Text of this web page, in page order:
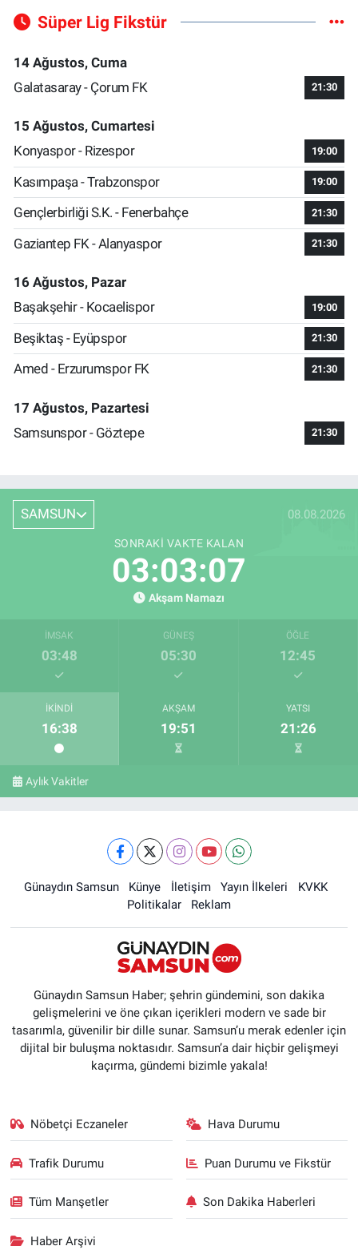
Süper Lig Fikstür
14 Ağustos, Cuma
Galatasaray - Çorum FK
21:30
15 Ağustos, Cumartesi
Konyaspor - Rizespor
19:00
Kasımpaşa - Trabzonspor 19:00
Gençlerbirliği S.K. - Fenerbahçe 21:30
Gaziantep FK - Alanyaspor 21:30
16 Ağustos, Pazar
Başakşehir - Kocaelispor
19:00
Beşiktaş - Eyüpspor 21:30
Amed - Erzurumspor FK 21:30
17 Ağustos, Pazartesi
Samsunspor - Göztepe
21:30
SAMSUN 08.08.2026
SONRAKI VAKTE KALAN
03:03:07
Akşam Namazı
İMSAK
03:48
GÜNEŞ
05:30
ÖĞLE
12:45
İKINDI
16:38
AKŞAM
19:51
YATSI
21:26
Aylık Vakitler
Günaydın Samsun Künye İletişim Yayın İlkeleri
KVKK
Politikalar
Reklam
Günaydın Samsun Haber; şehrin gündemini, son dakika
gelişmelerini ve öne çıkan içerikleri modern ve sade bir
tasarımla, güvenilir bir dille sunar. Samsun’u merak edenler için
dijital bir buluşma noktasıdır. Samsun’a dair hiçbir gelişmeyi
kaçırma, gündemi bizimle yakala!
Nöbetçi Eczaneler Hava Durumu
Trafik Durumu Puan Durumu ve Fikstür
Tüm Manşetler Son Dakika Haberleri
Haber Arşivi